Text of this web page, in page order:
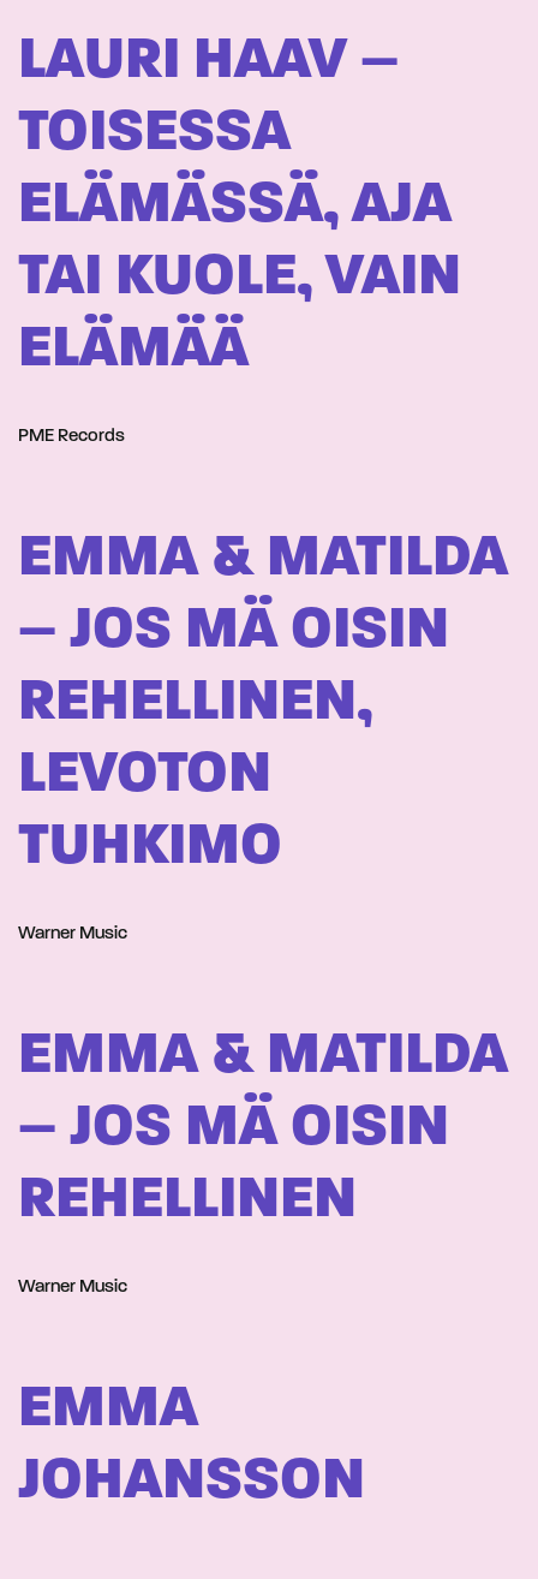
LAURI HAAV –
TOISESSA
ELÄMÄSSÄ, AJA
TAI KUOLE, VAIN
ELÄMÄÄ
PME Records
EMMA & MATILDA
– JOS MÄ OISIN
REHELLINEN,
LEVOTON
TUHKIMO
Warner Music
EMMA & MATILDA
– JOS MÄ OISIN
REHELLINEN
Warner Music
EMMA
JOHANSSON